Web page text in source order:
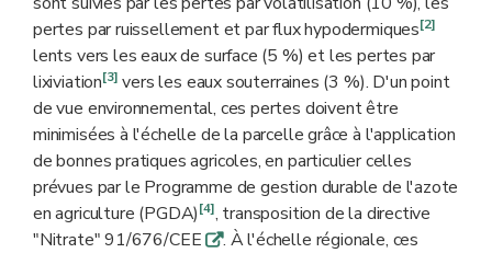
pertes par ruissellement et par flux hypodermiques[2]
lents vers les eaux de surface (5 %) et les pertes par
lixiviation[3] vers les eaux souterraines (3 %). D'un point
de vue environnemental, ces pertes doivent être
minimisées à l'échelle de la parcelle grâce à l'application
de bonnes pratiques agricoles, en particulier celles
prévues par le Programme de gestion durable de l'azote
en agriculture (PGDA)[4], transposition de la directive
"Nitrate" 91/676/CEEq. À l'échelle régionale, ces